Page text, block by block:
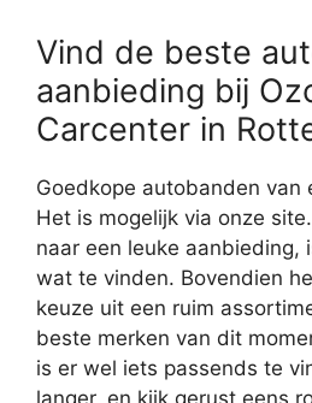
Vind de beste
aanbieding bij
Carcenter in
Goedkope autobanden van
Het is mogelijk via onze
naar een leuke aanbieding,
wat te vinden. Bovendien
keuze uit een ruim
beste merken van dit
is er wel iets passends te